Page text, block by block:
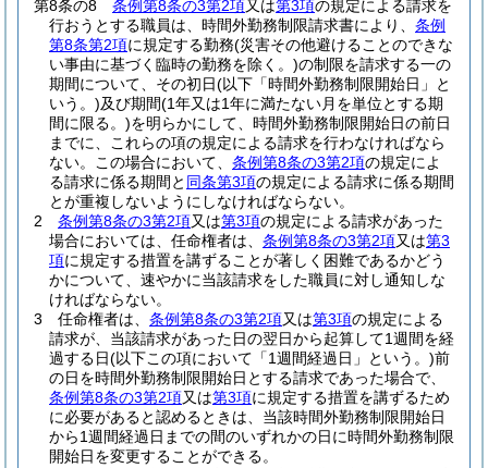
第8条の8
条例第8条の3第2項又は第3項の規定による請求を
行おうとする職員は、時間外勤務制限請求書により、 条例
第8条第2項に規定する勤務(災害その他避けることのできな
い事由に基づく臨時の勤務を除く。)の制限を請求する一の
期間について、その初日(以下「時間外勤務制限開始日」と
いう。)及び期間(1年又は1年に満たない月を単位とする期
間に限る。)を明らかにして、時間外勤務制限開始日の前日
までに、これらの項の規定による請求を行わなければなら
ない。
この場合において、 条例第8条の3第2項の規定によ
る請求に係る期間と 同条第3項の規定による請求に係る期間
とが重複しないようにしなければならない。
2
条例第8条の3第2項又は第3項の規定による請求があった
場合においては、任命権者は、 条例第8条の3第2項又は第3
項に規定する措置を講ずることが著しく困難であるかどう
かについて、速やかに当該請求をした職員に対し通知しな
ければならない。
3
任命権者は、 条例第8条の3第2項又は第3項の規定による
請求が、当該請求があった日の翌日から起算して1週間を経
過する日(以下この項において「1週間経過日」という。)前
の日を時間外勤務制限開始日とする請求であった場合で、
条例第8条の3第2項又は第3項に規定する措置を講ずるため
に必要があると認めるときは、当該時間外勤務制限開始日
から1週間経過日までの間のいずれかの日に時間外勤務制限
開始日を変更することができる。